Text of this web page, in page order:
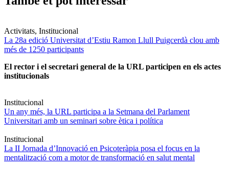
Activitats, Institucional
La 28a edició Universitat d’Estiu Ramon Llull Puigcerdà clou amb
més de 1250 participants
El rector i el secretari general de la URL participen en els actes
institucionals
Institucional
Un any més, la URL participa a la Setmana del Parlament
Universitari amb un seminari sobre ètica i política
Institucional
La II Jornada d’Innovació en Psicoteràpia posa el focus en la
mentalització com a motor de transformació en salut mental